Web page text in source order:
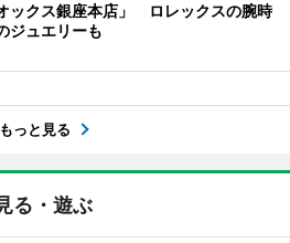
ックス銀座本店」 ロレックスの腕時
ジュエリーも
もっと見る
る・遊ぶ